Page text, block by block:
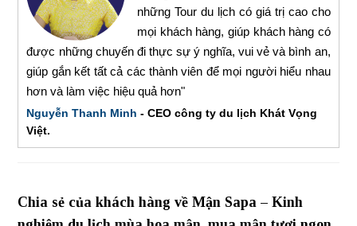
những Tour du lịch có giá trị cao cho
mọi khách hàng, giúp khách hàng có
được những chuyến đi thực sự ý nghĩa, vui vẻ và bình an,
giúp gắn kết tất cả các thành viên để mọi người hiểu nhau
hơn và làm việc hiệu quả hơn"
Nguyễn Thanh Minh - CEO công ty du lịch Khát Vọng
Việt.
Chia sẻ của khách hàng về Mận Sapa – Kinh